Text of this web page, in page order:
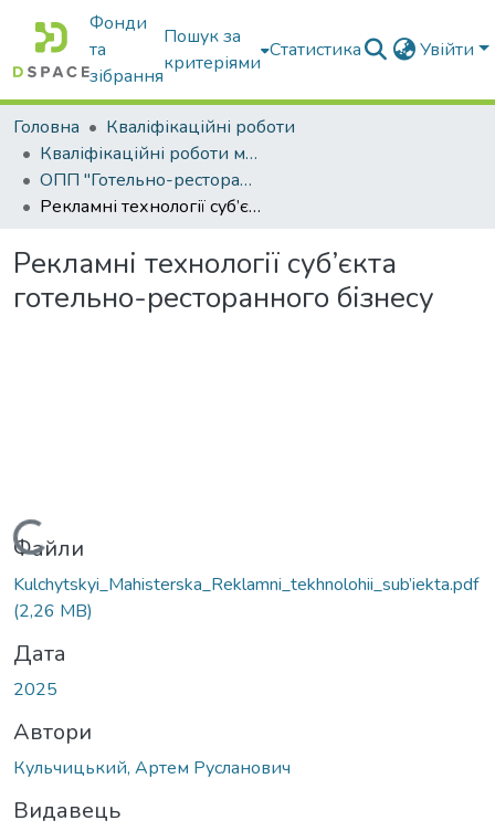
Фонди
та
зібрання
Пошук за
критеріями
Статистика Увійти
Головна
Кваліфікаційні роботи
Кваліфікаційні роботи магістрів
ОПП "Готельно-ресторанний бізнес"
Рекламні технології суб’єкта готельно-ресторанного бізнесу
Рекламні технології суб’єкта
готельно-ресторанного бізнесу
Файли
Kulchytskyi_Mahisterska_Reklamni_tekhnolohii_sub’iekta.pdf
(2,26 MB)
Дата
2025
Автори
Кульчицький, Артем Русланович
Видавець